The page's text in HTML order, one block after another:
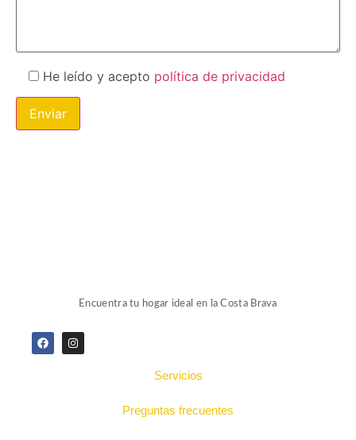
He leído y acepto política de privacidad
Encuentra tu hogar ideal en la Costa Brava
Servicios
Preguntas frecuentes